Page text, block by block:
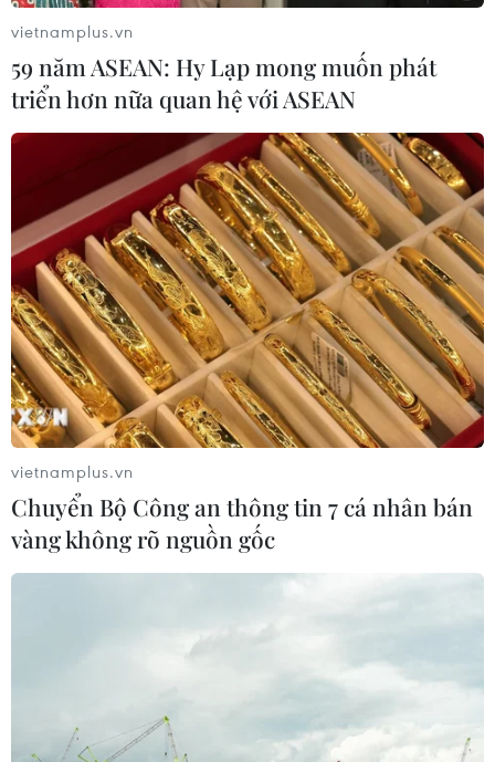
TIN CÙNG CHUYÊN MỤC
Áp thấp nhiệt đới đã suy yếu thành
vietnamplus.vn
59 năm ASEAN: Hy Lạp mong muốn phát
triển hơn nữa quan hệ với ASEAN
vietnamplus.vn
Chuyển Bộ Công an thông tin 7 cá nhân bán
vàng không rõ nguồn gốc